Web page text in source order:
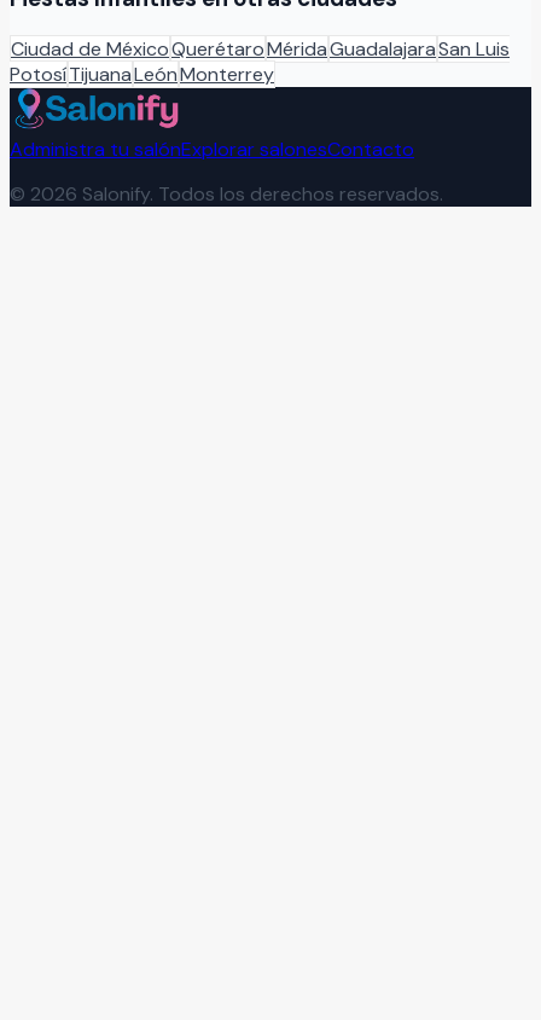
Ciudad de MéxicoQuerétaroMéridaGuadalajaraSan Luis
PotosíTijuanaLeónMonterrey
Administra tu salónExplorar salonesContacto
© 2026 Salonify. Todos los derechos reservados.